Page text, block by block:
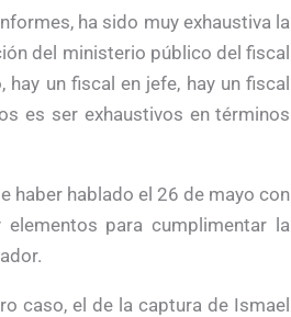
ha sido muy exhaustiva la
del ministerio público del fiscal
un fiscal en jefe, hay un fiscal
es ser exhaustivos en términos
haber hablado el 26 de mayo con
para cumplimentar la
caso, el de la captura de Ismael